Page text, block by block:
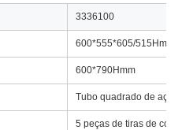
3336100
600*555*605/515Hmm
600*790Hmm
Tubo quadrado de aço
5 peças de tiras de